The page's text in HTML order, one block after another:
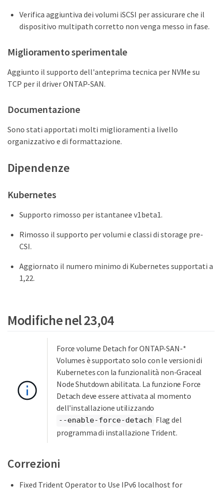
Verifica aggiuntiva dei volumi iSCSI per assicurare che il
dispositivo multipath corretto non venga messo in fase.
Miglioramento sperimentale
Aggiunto il supporto dell'anteprima tecnica per NVMe su
TCP per il driver ONTAP-SAN.
Documentazione
Sono stati apportati molti miglioramenti a livello
organizzativo e di formattazione.
Dipendenze
Kubernetes
Supporto rimosso per istantanee v1beta1.
Rimosso il supporto per volumi e classi di storage pre-
CSI.
Aggiornato il numero minimo di Kubernetes supportati a
1,22.
Modifiche nel 23,04
Force volume Detach for ONTAP-SAN-*
Volumes è supportato solo con le versioni di
Kubernetes con la funzionalità non-Graceal
Node Shutdown abilitata. La funzione Force
Detach deve essere attivata al momento
dell'installazione utilizzando
--enable-force-detach Flag del
programma di installazione Trident.
Correzioni
Fixed Trident Operator to Use IPv6 localhost for